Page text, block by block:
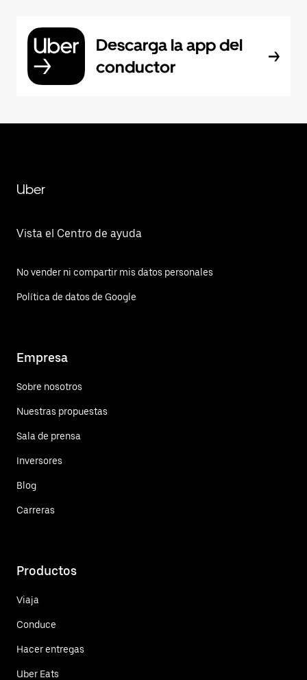
Descarga la app del
conductor
Uber
Vista el Centro de ayuda
No vender ni compartir mis datos personales
Política de datos de Google
Empresa
Sobre nosotros
Nuestras propuestas
Sala de prensa
Inversores
Blog
Carreras
Productos
Viaja
Conduce
Hacer entregas
Uber Eats